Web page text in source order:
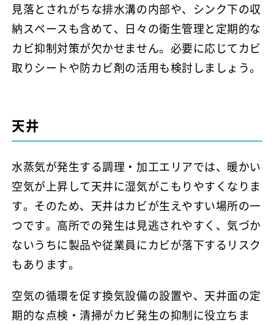
見落とされがちな排水溝の内部や、シンク下の収
納スペースも含めて、日々の衛生管理と定期的な
カビ抑制対策が欠かせません。必要に応じてカビ
取りシートや防カビ剤の活用も検討しましょう。
天井
水蒸気が発生する調理・加工エリアでは、暖かい
空気が上昇して天井に湿気がこもりやすくなりま
す。そのため、天井はカビが生えやすい場所の一
つです。高所での発生は見逃されやすく、気づか
ないうちに製品や従業員にカビが落下するリスク
もあります。
空気の循環を促す換気設備の設置や、天井面の定
期的な点検・清掃がカビ発生の抑制に役立ちま